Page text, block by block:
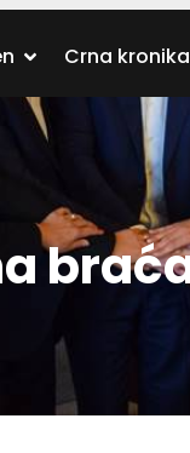
Crna kronika